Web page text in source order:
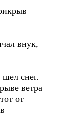
внук,
снег.
ветра
от